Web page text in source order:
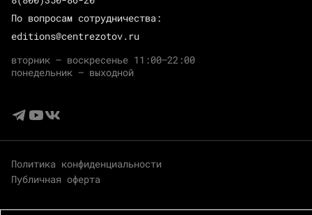
По вопросам сотрудничества:
editions@centrezotov.ru
вторник — воскресенье 11:00–22:00
понедельник — выходной
Политика конфиденциальности
Публичная оферта